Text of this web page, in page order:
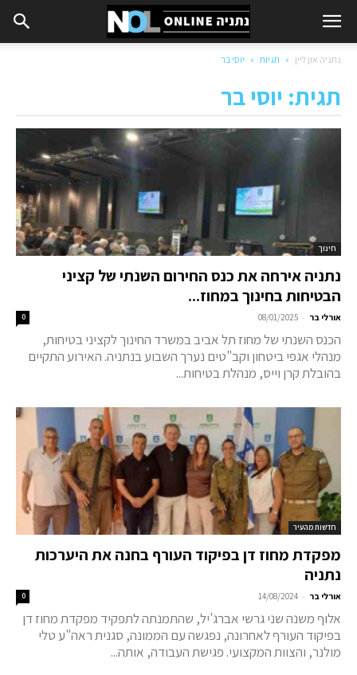
נתניה און ליין תגיות יוסי בר
תגית: יוסי בר
חינוך
נתניה אירחה את כנס החירום השנתי של קציני
הבטיחות בחינוך במחוז...
אורלי בר -
08/01/2025
0
הכנס השנתי של מחוז תל אביב במשרד החינוך לקציני בטיחות,
מנהלי אגפי ביטחון וקב"טים נערך השבוע בנתניה. האירוע התקיים
בהובלת קרן וייס, מנהלת בטיחות...
חדשות מהעיר
מפקדת מחוז דן בפיקוד העורף בחנה את היערכות
נתניה
אורלי בר -
14/08/2024
0
אלוף משנה שני גרשי אברג'יל, שהתמנתה לתפקיד מפקדת מחוז דן
בפיקוד העורף לאחרונה, נפגשה עם הממונה, סגנית ראה"ע טלי
מולנר, והצוות המקצועי. פגישת העבודה, אותה...